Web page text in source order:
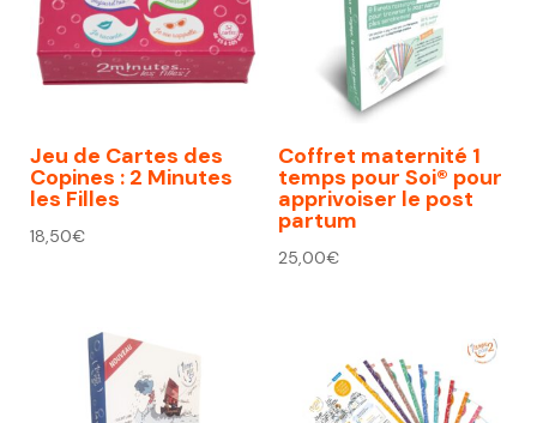
Jeu de Cartes des
Copines : 2 Minutes
les Filles
18,50€
Coffret maternité 1
temps pour Soi® pour
apprivoiser le post
partum
25,00€